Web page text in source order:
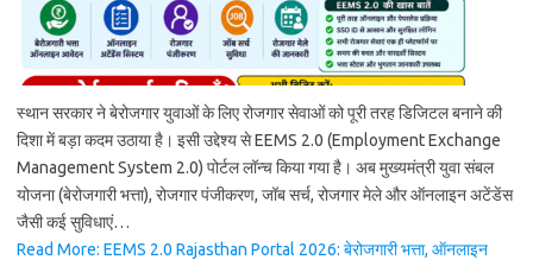
स्थान सरकार ने बेरोजगार युवाओं के लिए रोजगार सेवाओं को पूरी तरह डिजिटल बनाने की
दिशा में बड़ा कदम उठाया है। इसी उद्देश्य से EEMS 2.0 (Employment Exchange
Management System 2.0) पोर्टल लॉन्च किया गया है। अब मुख्यमंत्री युवा संबल
योजना (बेरोजगारी भत्ता), रोजगार पंजीकरण, जॉब सर्च, रोजगार मेले और ऑनलाइन अटेंडेंस
जैसी कई सुविधाएं…
Read More: EEMS 2.0 Rajasthan Portal 2026: बेरोजगारी भत्ता, ऑनलाइन